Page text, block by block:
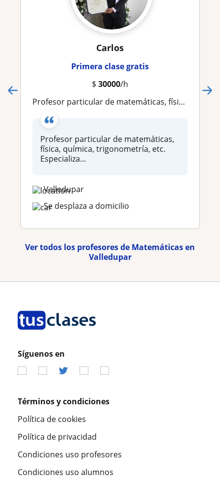
Carlos
Primera clase gratis
$ 30000/h
Profesor particular de matemáticas, física, química, trigonometría, etc. Especializado en todo aquello que contenga números
Profesor particular de matemáticas,
física, química, trigonometría, etc.
Especializa...
Valledupar
Se desplaza a domicilio
Ver todos los profesores de Matemáticas en
Valledupar
Síguenos en
Términos y condiciones
Política de cookies
Política de privacidad
Condiciones uso profesores
Condiciones uso alumnos